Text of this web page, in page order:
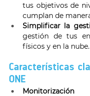
tus objetivos de
cumplan de
Simplificar la
gestión de tus
físicos y en la nube.
Características
ONE